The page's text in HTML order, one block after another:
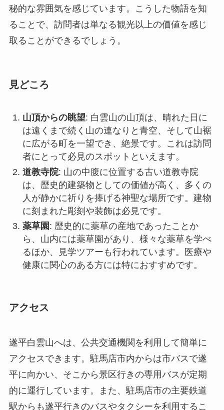
見どころ
山頂からの眺望: 白雲山の山頂は、晴れた日に
者にとって必見のスポットといえます。
人が静かに祈りを捧げる神聖な場所です。建物
に刻まれた彫刻や装飾は必見です。
薬草園 : 歴史的に薬草の産地であったことか
ら、山内には薬草園があり、様々な薬草を学べ
るほか、見学ツアーも行われています。医療や
健康に関心のある方には特におすすめです。
アクセス
遂平白雲山へは、公共交通機関を利用して簡単に
的に運行しています。また、駐馬店市の主要鉄道
とが可能です。所要時間は市内中心部から約1時間
ほどです。
車でのアクセスも便利で、主要高速道路を利用す